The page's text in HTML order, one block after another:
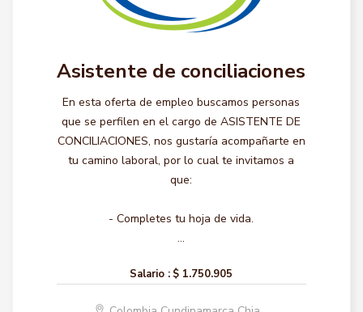
Asistente de conciliaciones
En esta oferta de empleo buscamos personas
que se perfilen en el cargo de ASISTENTE DE
CONCILIACIONES, nos gustaría acompañarte en
tu camino laboral, por lo cual te invitamos a
que:
- Completes tu hoja de vida.
...
Salario : $ 1.750.905